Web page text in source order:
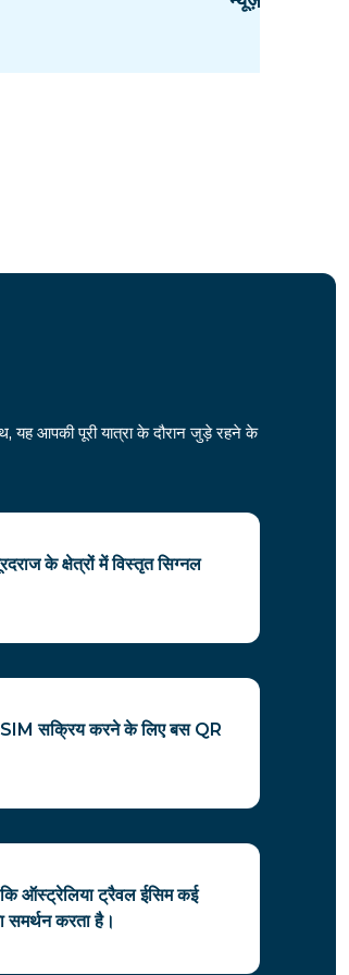
यह आपकी पूरी यात्रा के दौरान जुड़े रहने के
के क्षेत्रों में विस्तृत सिग्नल
सक्रिय करने के लिए बस QR
ऑस्ट्रेलिया ट्रैवल ईसिम कई
समर्थन करता है।